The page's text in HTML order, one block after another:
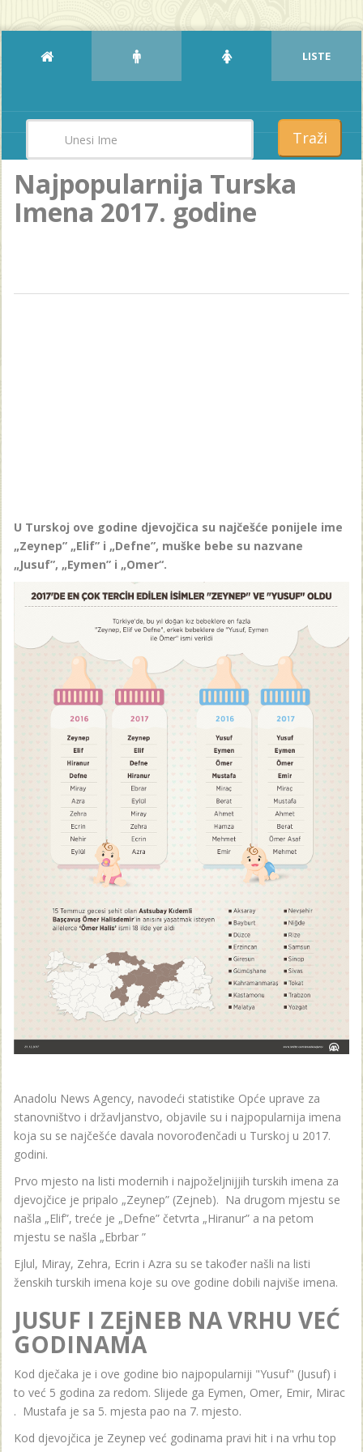
LISTE
Traži
Najpopularnija Turska
Imena 2017. godine
U Turskoj ove godine djevojčica su najčešće ponijele ime
„Zeynep” „Elif” i „Defne”, muške bebe su nazvane
„Jusuf”, „Eymen” i „Omer“.
Anadolu News Agency, navodeći statistike Opće uprave za
stanovništvo i državljanstvo, objavile su i najpopularnija imena
koja su se najčešće davala novorođenčadi u Turskoj u 2017.
godini.
Prvo mjesto na listi modernih i najpoželjnijjih turskih imena za
djevojčice je pripalo „Zeynep” (Zejneb). Na drugom mjestu se
našla „Elif”, treće je „Defne” četvrta „Hiranur” a na petom
mjestu se našla „Ebrbar ”
Ejlul, Miray, Zehra, Ecrin i Azra su se također našli na listi
ženskih turskih imena koje su ove godine dobili najviše imena.
JUSUF I ZEjNEB NA VRHU VEĆ
GODINAMA
Kod dječaka je i ove godine bio najpopularniji "Yusuf" (Jusuf) i
to već 5 godina za redom. Slijede ga Eymen, Omer, Emir, Mirac
. Mustafa je sa 5. mjesta pao na 7. mjesto.
Kod djevojčica je Zeynep već godinama pravi hit i na vrhu top